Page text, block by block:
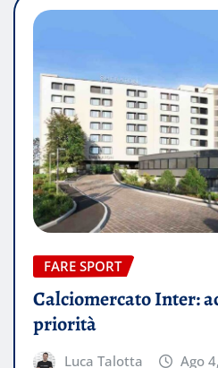
FARE SPORT
Calciomercato Inter:
priorità
Luca Talotta Ago